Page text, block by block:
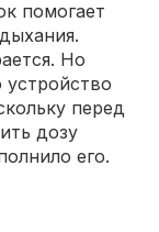
помогает
Но
перед
дозу
его.